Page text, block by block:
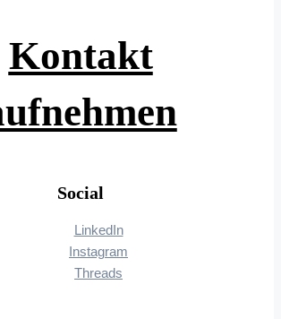
Kontakt
Social
LinkedIn
Instagram
Threads